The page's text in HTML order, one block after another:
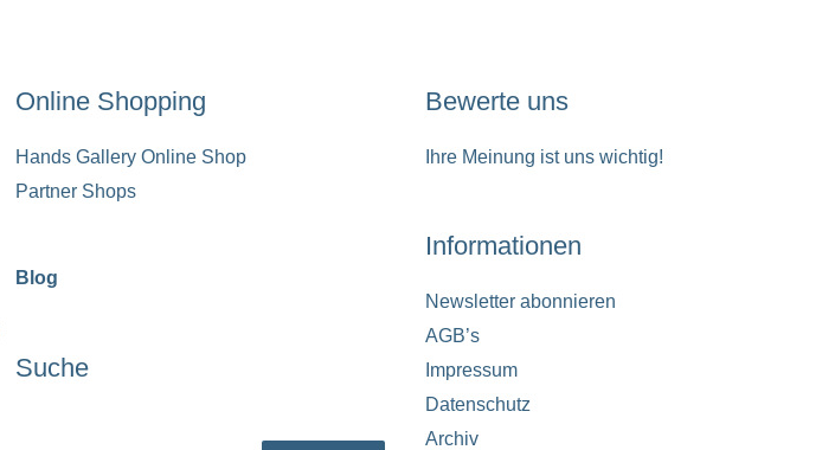
Online Shopping
Hands Gallery Online Shop
Partner Shops
Blog
Suche
Bewerte uns
Ihre Meinung ist uns wichtig!
Informationen
Newsletter abonnieren
AGB’s
Impressum
Datenschutz
Archiv